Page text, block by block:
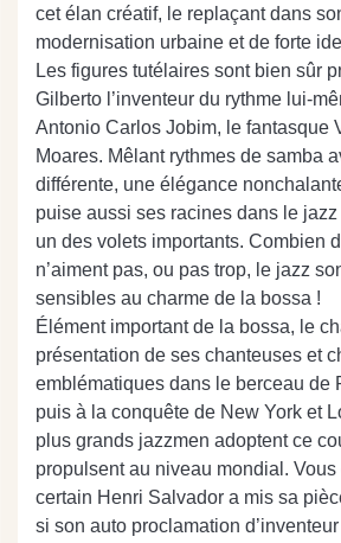
cet élan créatif, le replaçant dans
modernisation urbaine et de forte
Les figures tutélaires sont bien sûr
Gilberto l’inventeur du rythme lui-
Antonio Carlos Jobim, le fantasque
Moares. Mêlant rythmes de samba
différente, une élégance
puise aussi ses racines dans le
un des volets importants. Combien
n’aiment pas, ou pas trop, le jazz
sensibles au charme de la bossa !
Élément important de la bossa, le
présentation de ses chanteuses et
emblématiques dans le berceau de
puis à la conquête de New York et
plus grands jazzmen adoptent ce
propulsent au niveau mondial. Vous
certain Henri Salvador a mis sa
si son auto proclamation